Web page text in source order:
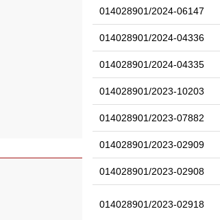
014028901/2024-06147
014028901/2024-04336
014028901/2024-04335
014028901/2023-10203
014028901/2023-07882
014028901/2023-02909
014028901/2023-02908
014028901/2023-02918